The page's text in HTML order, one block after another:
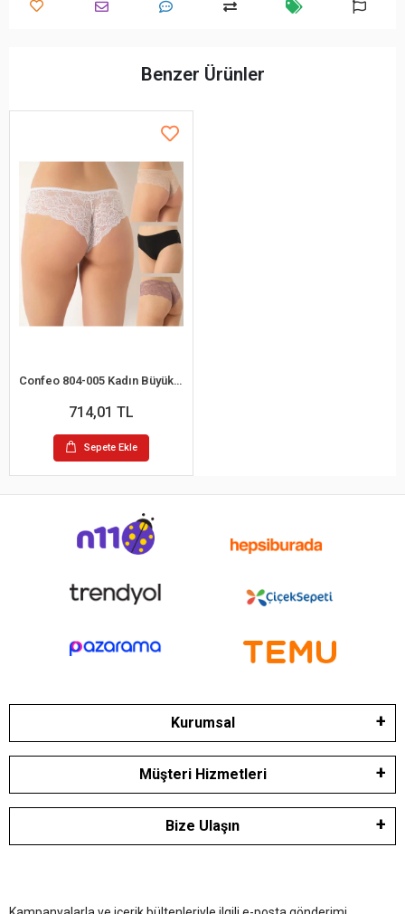
Benzer Ürünler
Confeo 804-005 Kadın Büyük Beden Dantelli Bikini Külot
714,01 TL
Sepete Ekle
Kurumsal
Müşteri Hizmetleri
Bize Ulaşın